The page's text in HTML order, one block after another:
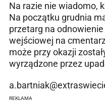
Na razie nie wiadomo,
Na początku grudnia
przetarg na
wejściowej na
może przy okazji
wyrządzone przez
REKLAMA